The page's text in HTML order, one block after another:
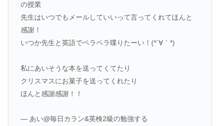
の授業
先生はいつでもメールしていいって言ってくれてほんと
感謝！
いつか先生と英語でペラペラ喋りたーい！(*´∀｀*)
私にあいそうな本を送ってくてたり
クリスマスにお菓子を送ってくれたり
ほんと感謝感謝！！
— あい@毎日カラン&英検2級の勉強する